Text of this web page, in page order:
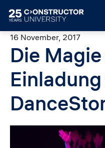
16 November, 2017
Die